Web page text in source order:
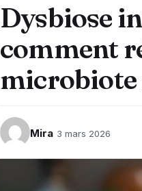
Dysbiose
comment
Mira 3 mars 2026